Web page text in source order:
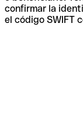
confirmar la
el código SWIFT